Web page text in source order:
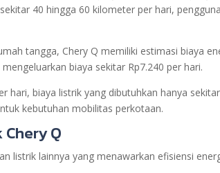
40 hingga 60 kilometer per hari,
tangga, Chery Q memiliki estimasi biaya
biaya sekitar Rp7.240 per hari.
biaya listrik yang dibutuhkan hanya
kebutuhan mobilitas perkotaan.
Q
listrik lainnya yang menawarkan efisiensi